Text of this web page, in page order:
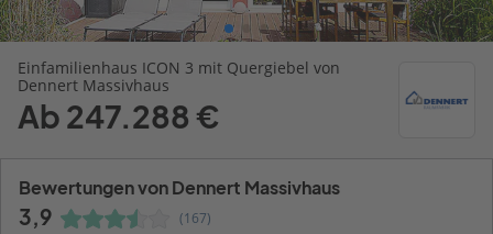
Einfamilienhaus ICON 3 mit Quergiebel von
Dennert Massivhaus
Ab 247.288 €
Bewertungen von Dennert Massivhaus
3,9 (167)